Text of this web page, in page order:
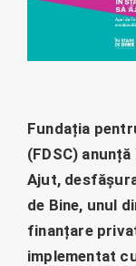
Fundația
(FDSC)
Ajut,
de Bine, unul
finanțare
implementat